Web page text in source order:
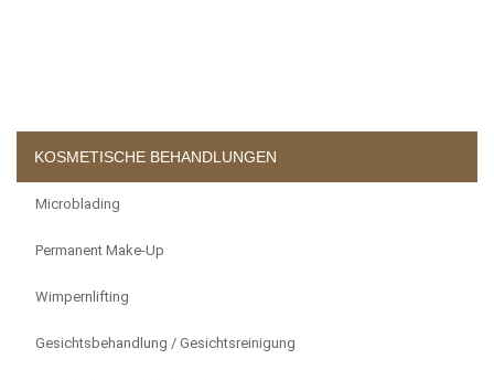
KOSMETISCHE BEHANDLUNGEN
Microblading
Permanent Make-Up
Wimpernlifting
Gesichtsbehandlung / Gesichtsreinigung